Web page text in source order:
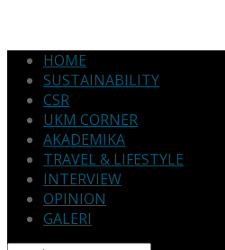
HOME
SUSTAINABILITY
CSR
UKM CORNER
AKADEMIKA
TRAVEL & LIFESTYLE
INTERVIEW
OPINION
GALERI